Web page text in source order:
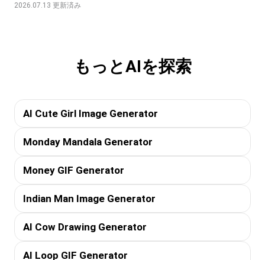
2026.07.13 更新済み
もっとAIを探索
AI Cute Girl Image Generator
Monday Mandala Generator
Money GIF Generator
Indian Man Image Generator
AI Cow Drawing Generator
AI Loop GIF Generator